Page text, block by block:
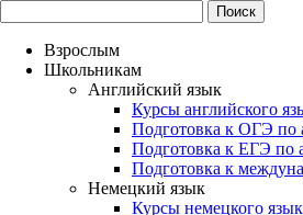
Взрослым
Школьникам
Английский язык
Курсы английского
Подготовка к ОГЭ по
Подготовка к ЕГЭ по
Подготовка к
Немецкий язык
Курсы немецкого